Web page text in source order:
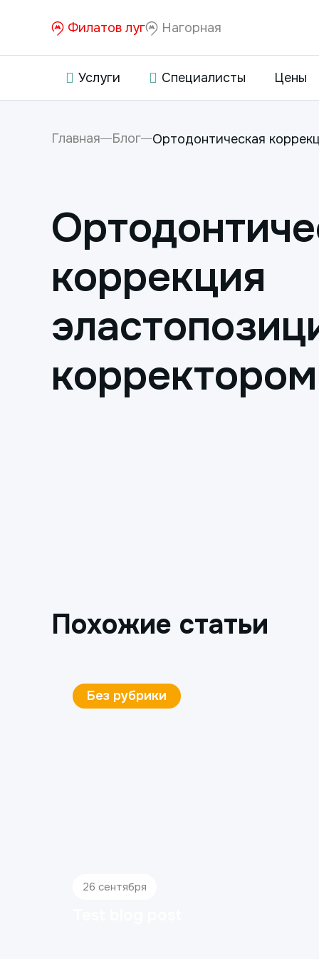
Филатов луг Нагорная
Услуги Специалисты Цены
Главная Блог Ортодонтическая
коррекция
Похожие статьи
Без рубрики
26 сентября